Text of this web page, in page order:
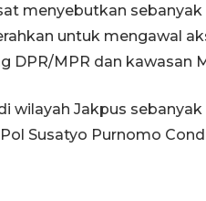
menyebutkan sebanyak
untuk mengawal
DPR/MPR dan kawasan
Jakpus sebanyak
Susatyo Purnomo